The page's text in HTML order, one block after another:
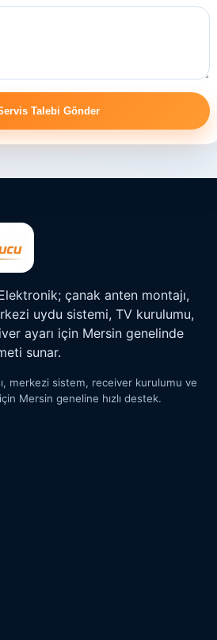
Talebi Gönder
çanak anten montajı,
uydu sistemi, TV kurulumu,
ayarı için Mersin genelinde
sunar.
merkezi sistem, receiver kurulumu ve
Mersin geneline hızlı destek.